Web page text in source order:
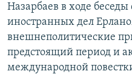
Հայերեն
English
Русский
Назарбаев в ходе
иностранных дел
внешнеполитические
предстоящий период и
международной